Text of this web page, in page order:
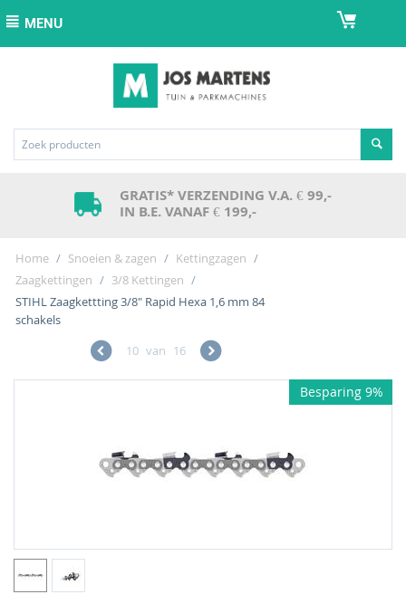
MENU
GRATIS* VERZENDING V.A. € 99,-
IN B.E. VANAF € 199,-
Home / Snoeien & zagen / Kettingzagen /
Zaagkettingen / 3/8 Kettingen /
STIHL Zaagkettting 3/8" Rapid Hexa 1,6 mm 84
schakels
10 van 16
Besparing 9%